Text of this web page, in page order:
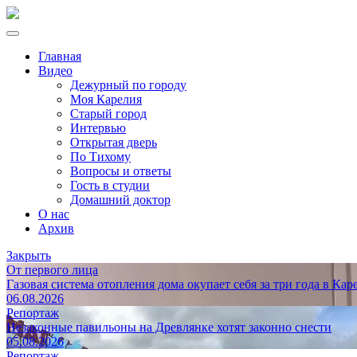
Главная
Видео
Дежурный по городу
Моя Карелия
Старый город
Интервью
Открытая дверь
По Тихому
Вопросы и ответы
Гость в студии
Домашний доктор
О нас
Архив
Закрыть
От первого лица
Газовая система отопления дома окупает себя за три года в
06.08.2026
Репортаж
Незаконные павильоны на Древлянке хотят законно снести
05.08.2026